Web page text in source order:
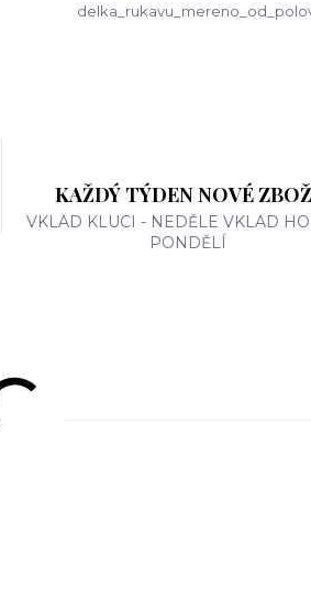
KAŽDÝ TÝDEN NOVÉ
VKLAD KLUCI - NEDĚLE VKLAD
PONDĚLÍ